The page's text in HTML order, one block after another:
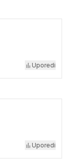
Uporedi
Uporedi